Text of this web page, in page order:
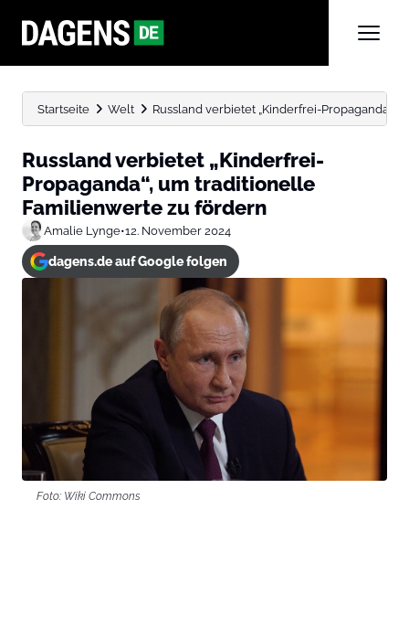
Startseite Welt Russland verbietet „Kinderfrei-
Russland verbietet „Kinderfrei-
Propaganda“, um traditionelle
Familienwerte zu fördern
Amalie Lynge•12. November 2024
dagens.de auf Google folgen
Foto: Wiki Commons